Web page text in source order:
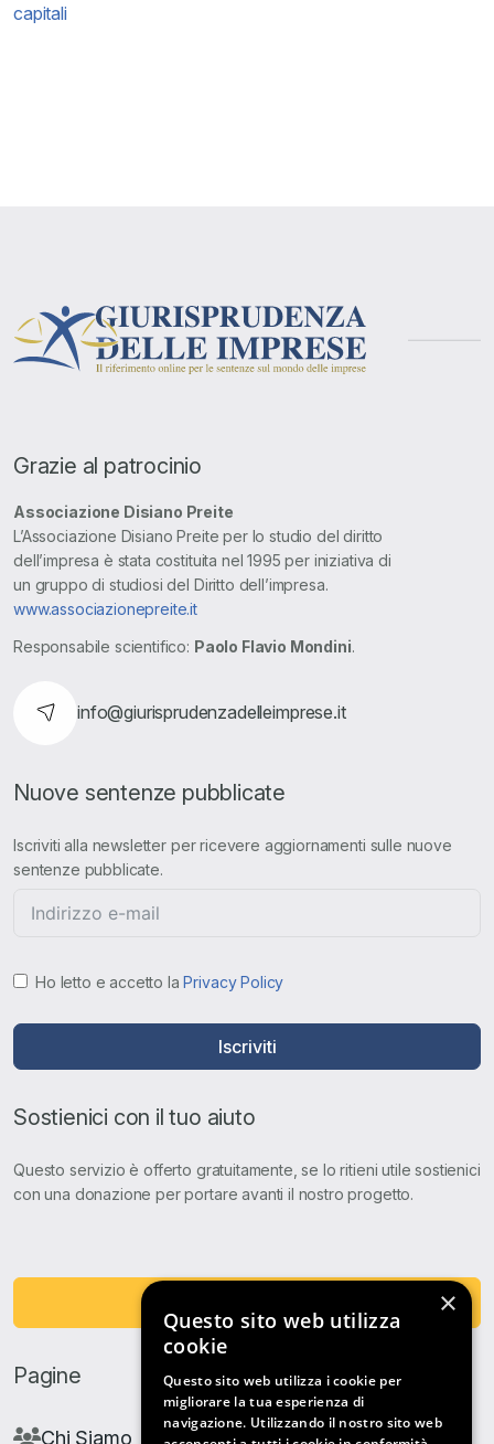
capitali
Grazie al patrocinio
Associazione Disiano Preite
L’Associazione Disiano Preite per lo studio del diritto
dell’impresa è stata costituita nel 1995 per iniziativa di
un gruppo di studiosi del Diritto dell’impresa.
www.associazionepreite.it
Responsabile scientifico: Paolo Flavio Mondini.
info@giurisprudenzadelleimprese.it
Nuove sentenze pubblicate
Iscriviti alla newsletter per ricevere aggiornamenti sulle nuove
sentenze pubblicate.
Ho letto e accetto laPrivacy Policy
Iscriviti
Sostienici con il tuo aiuto
Questo servizio è offerto gratuitamente, se lo ritieni utile sostienici
con una donazione per portare avanti il nostro progetto.
Pagine
Chi Siamo
×
Questo sito web utilizza
cookie
Questo sito web utilizza i cookie per
migliorare la tua esperienza di
navigazione. Utilizzando il nostro sito web